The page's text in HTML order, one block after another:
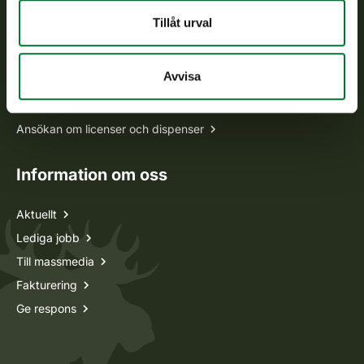
Tillåt urval
Avvisa
Oma riista -tjänsten
Ansökan om licenser och dispenser
Information om oss
Aktuellt
Lediga jobb
Till massmedia
Fakturering
Ge respons